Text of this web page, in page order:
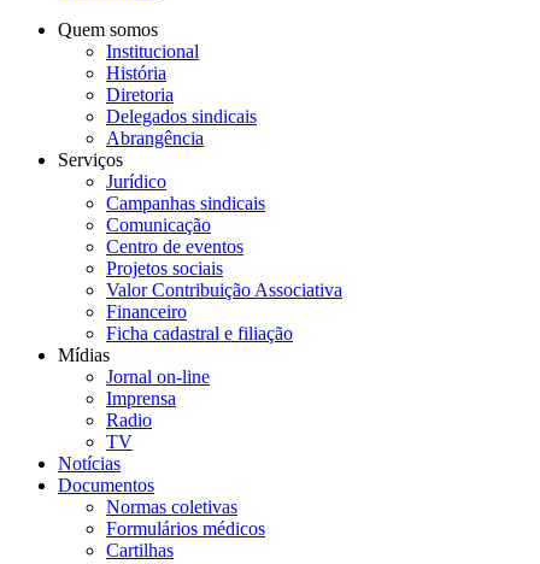
Quem somos
Institucional
História
Diretoria
Delegados sindicais
Abrangência
Serviços
Jurídico
Campanhas sindicais
Comunicação
Centro de eventos
Projetos sociais
Valor Contribuição Associativa
Financeiro
Ficha cadastral e filiação
Mídias
Jornal on-line
Imprensa
Radio
TV
Notícias
Documentos
Normas coletivas
Formulários médicos
Cartilhas